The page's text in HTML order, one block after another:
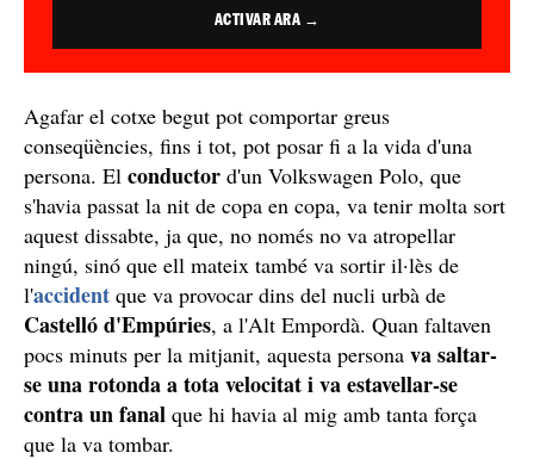
ACTIVAR ARA →
Agafar el cotxe begut pot comportar greus
conseqüències, fins i tot, pot posar fi a la vida d'una
persona. El conductor d'un Volkswagen Polo, que
s'havia passat la nit de copa en copa, va tenir molta sort
aquest dissabte, ja que, no només no va atropellar
ningú, sinó que ell mateix també va sortir il·lès de
l'accident que va provocar dins del nucli urbà de
Castelló d'Empúries, a l'Alt Empordà. Quan faltaven
pocs minuts per la mitjanit, aquesta persona va saltar-
se una rotonda a tota velocitat i va estavellar-se
contra un fanal que hi havia al mig amb tanta força
que la va tombar.